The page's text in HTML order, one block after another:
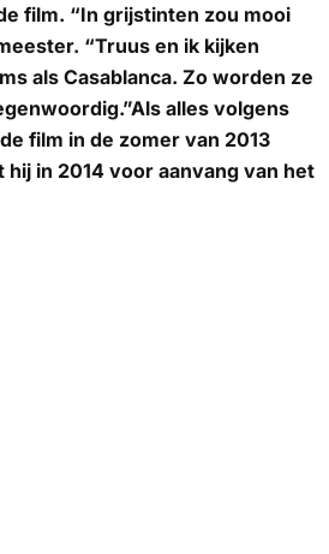
film. “In grijstinten zou mooi
“Truus en ik kijken
als Casablanca. Zo worden ze
alles volgens
film in de zomer van 2013
hij in 2014 voor aanvang van het